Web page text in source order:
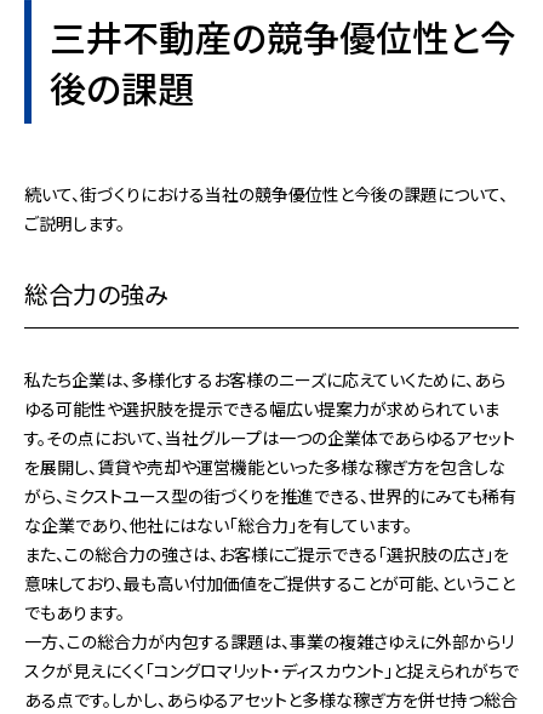
三井不動産の競争優位性と今
後の課題
続いて、街づくりにおける当社の競争優位性と今後の課題について、
ご説明します。
総合力の強み
私たち企業は、多様化するお客様のニーズに応えていくために、あら
ゆる可能性や選択肢を提示できる幅広い提案力が求められていま
す。その点において、当社グループは一つの企業体であらゆるアセット
を展開し、賃貸や売却や運営機能といった多様な稼ぎ方を包含しな
がら、ミクストユース型の街づくりを推進できる、世界的にみても稀有
な企業であり、他社にはない「総合力」を有しています。
また、この総合力の強さは、お客様にご提示できる「選択肢の広さ」を
意味しており、最も高い付加価値をご提供することが可能、ということ
でもあります。
一方、この総合力が内包する課題は、事業の複雑さゆえに外部からリ
スクが見えにくく「コングロマリット・ディスカウント」と捉えられがちで
ある点です。しかし、あらゆるアセットと多様な稼ぎ方を併せ持つ総合